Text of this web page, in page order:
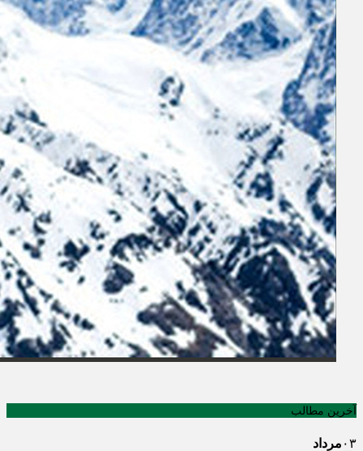
آخرین مطالب
۰۳ مرداد